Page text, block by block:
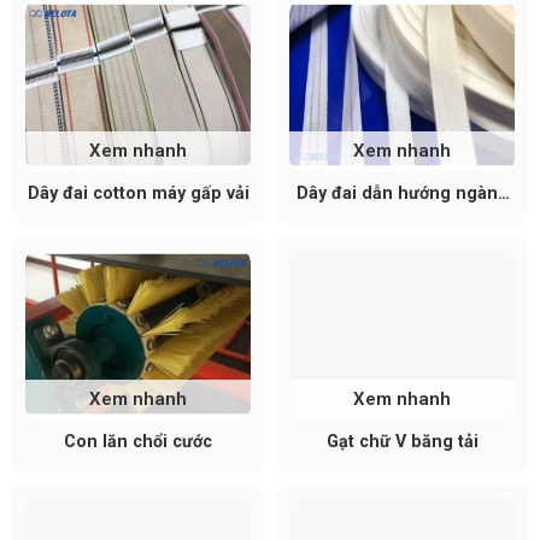
hợp thêm các phụ kiện bổ trợ như con lăn, thanh
trượt để tối ưu hóa hiệu suất dẫn hướng.
Dây đai cotton máy gấp vải
Xem nhanh
Dây đai dẫn hướng ngành
Xem nhanh
Con lăn chổi cước
Xem nhanh
Gạt chữ V băng tải
Xem nhanh